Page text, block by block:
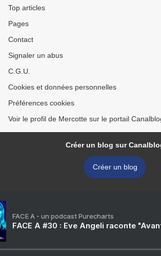
Top articles
Pages
Contact
Signaler un abus
C.G.U.
Cookies et données personnelles
Préférences cookies
Voir le profil de Mercotte sur le portail
Créer un blog sur
Créer un blog
FACE A - un podcast Purecharts
FACE A #30 : Eve Angeli raconte